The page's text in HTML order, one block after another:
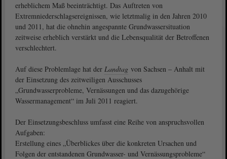
erheblichem Maß beeinträchtigt. Das Auftreten von
Extremniederschlagsereignissen, wie letztmalig in den Jahren 2010
und 2011, hat die ohnehin angespannte Grundwassersituation
zeitweise erheblich verstärkt und die Lebensqualität der Betroffenen
verschlechtert.
Auf diese Problemlage hat der Landtag von Sachsen – Anhalt mit
der Einsetzung des zeitweiligen Ausschusses
„Grundwasserprobleme, Vernässungen und das dazugehörige
Wassermanagement“ im Juli 2011 reagiert.
Der Einsetzungsbeschluss umfasst eine Reihe von anspruchsvollen
Aufgaben:
Erstellung eines „Überblickes über die konkreten Ursachen und
Folgen der entstandenen Grundwasser- und Vernässungsprobleme“